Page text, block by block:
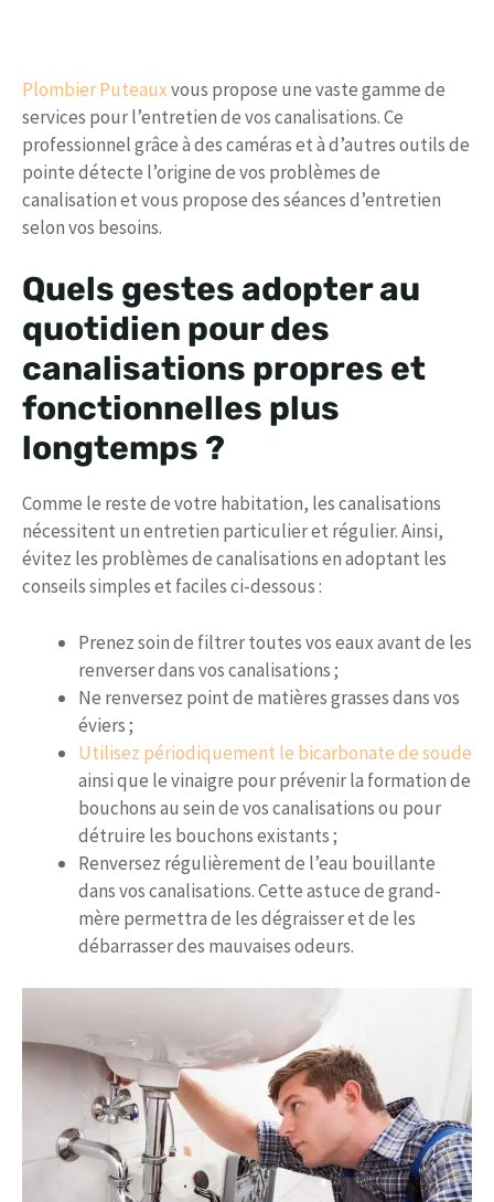
Plombier Puteauxvous propose une vaste gamme de
services pour l’entretien de vos canalisations. Ce
professionnel grâce à des caméras et à d’autres outils de
pointe détecte l’origine de vos problèmes de
canalisation et vous propose des séances d’entretien
selon vos besoins.
Quels gestes adopter au
quotidien pour des
canalisations propres et
fonctionnelles plus
longtemps ?
Comme le reste de votre habitation, les canalisations
nécessitent un entretien particulier et régulier. Ainsi,
évitez les problèmes de canalisations en adoptant les
conseils simples et faciles ci-dessous :
Prenez soin de filtrer toutes vos eaux avant de les
renverser dans vos canalisations ;
Ne renversez point de matières grasses dans vos
éviers ;
Utilisez périodiquement le bicarbonate de soude
ainsi que le vinaigre pour prévenir la formation de
bouchons au sein de vos canalisations ou pour
détruire les bouchons existants ;
Renversez régulièrement de l’eau bouillante
dans vos canalisations. Cette astuce de grand-
mère permettra de les dégraisser et de les
débarrasser des mauvaises odeurs.